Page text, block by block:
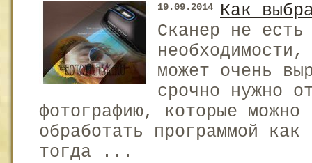
19.09.2014
Как
Сканер не есть
может очень
срочно нужно
фотографию, которые можно
обработать программой
тогда ...